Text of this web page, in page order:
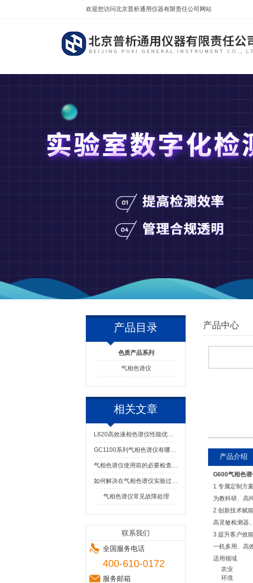
欢迎您访问北京普析通用仪器有限责任公司网站
产品目录
色质产品系列
气相色谱仪
相关文章
L820高效液相色谱仪性能优异、稳定可靠
GC1100系列气相色谱仪有哪些特点和优势？
气相色谱仪使用前的必要检查项目
如何解决在气相色谱仪实验过程中的残留问题
气相色谱仪常见故障处理
联系我们
全国服务电话
400-610-0172
服务邮箱
产品中心
产品介绍
G600气相色
1.专属定制方案
为教科研、高
2.创新技术赋
高灵敏检测器
3.提升客户效
一机多用、高
适用领域
农业
环境